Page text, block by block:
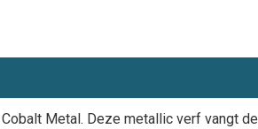
Metal. Deze metallic verf vangt de